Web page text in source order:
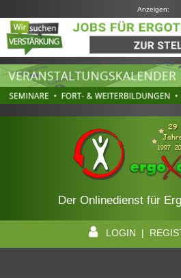
Anzeigen:
Der Onlinedienst für
LOGIN |